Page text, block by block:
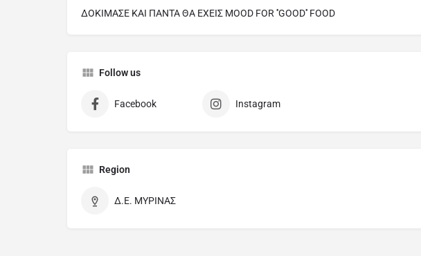
ΔΟΚΙΜΑΣΕ ΚΑΙ ΠΑΝΤΑ ΘΑ ΕΧΕΙΣ MOOD FOR ''GOOD'' FOOD
Follow us
Facebook Instagram
Region
Δ.Ε. ΜΥΡΙΝΑΣ